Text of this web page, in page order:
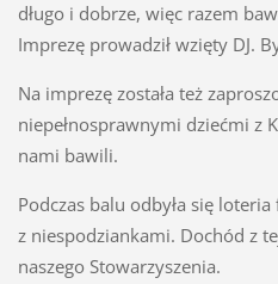
długo i dobrze, więc razem
Imprezę prowadził wzięty DJ.
Na imprezę została też
niepełnosprawnymi dziećmi z
nami bawili.
Podczas balu odbyła się
z niespodziankami. Dochód z
naszego Stowarzyszenia.